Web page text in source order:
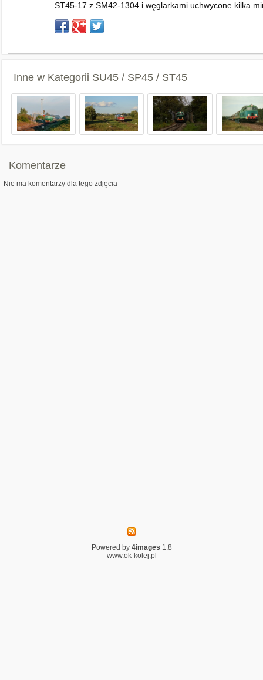
ST45-17 z SM42-1304 i węglarkami uchwycone kilka
Inne w Kategorii SU45 / SP45 / ST45
Komentarze
Nie ma komentarzy dla tego zdjęcia
Powered by 4images 1.8
www.ok-kolej.pl